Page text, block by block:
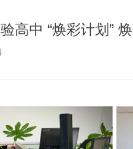
高中 “焕彩计划”